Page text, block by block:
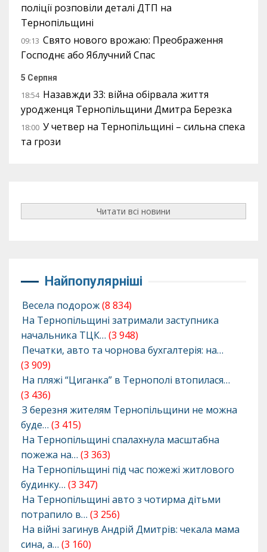
поліції розповіли деталі ДТП на
Тернопільщині
09:13 Свято нового врожаю: Преображення
Господнє або Яблучний Спас
5 Серпня
18:54 Назавжди 33: війна обірвала життя
уродженця Тернопільщини Дмитра Березка
18:00 У четвер на Тернопільщині – сильна спека
та грози
Читати всі новини
Найпопулярніші
Весела подорож(8 834)
На Тернопільщині затримали заступника
начальника ТЦК… (3 948)
Печатки, авто та чорнова бухгалтерія: на…
(3 909)
На пляжі “Циганка” в Тернополі втопилася…
(3 436)
З березня жителям Тернопільщини не можна
буде… (3 415)
На Тернопільщині спалахнула масштабна
пожежа на… (3 363)
На Тернопільщині під час пожежі житлового
будинку… (3 347)
На Тернопільщині авто з чотирма дітьми
потрапило в… (3 256)
На війні загинув Андрій Дмитрів: чекала мама
сина, а… (3 160)